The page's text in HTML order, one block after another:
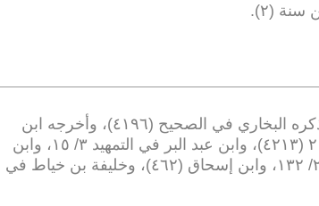
سنة (٢ ).
(٢) مرسل؛ سعيد بن المسيب تابعي، وذكره البخاري في الصحيح (٤١٩٦)، وأخرجه ابن
جرير في التاريخ ٢/ ٢٤٠، والحاكم ٦٦٧/ ٢ (٤٢١٣)، وابن عبد البر في التمهيد ٣/ ١٥، وابن
سعد ١/ ٢٢٤، والبيهقي في دلائل النبوة ٢/ ١٣٢، وابن إسحاق (٤٦٢)، وخليفة بن خياط في